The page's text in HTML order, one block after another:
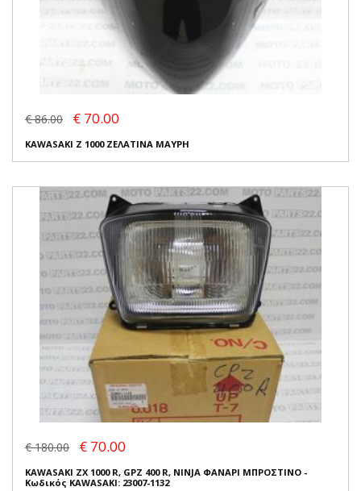
€ 86.00 € 70.00
KAWASAKI Z 1000 ΖΕΛΑΤΙΝΑ ΜΑΥΡΗ
€ 180.00 € 70.00
KAWASAKI ZX 1000 R, GPZ 400 R, NINJA ΦΑΝΑΡΙ ΜΠΡΟΣΤΙΝΟ -
Κωδικός KAWASAKI: 23007-1132